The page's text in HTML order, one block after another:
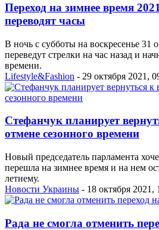
Переход на зимнее время
переводят часы
В ночь с субботы на воскресенье 31
переведут стрелки на час назад и
времени.
Lifestyle&Fashion - 29 октября 2021,
Стефанчук планирует
отмене сезонного времени
Новый председатель парламента
перешла на зимнее время и на нем
летнему.
Новости Украины - 18 октября 2021,
Рада не смогла отменить